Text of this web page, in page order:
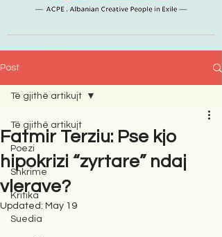
Post
Të gjithë artikujt
Poezi
Shkrime
Kritika
Suedia
Të gjithë artikujt
Fatmir Terziu: Pse kjo
hipokrizi “zyrtare” ndaj
vlerave?
Updated: May 19